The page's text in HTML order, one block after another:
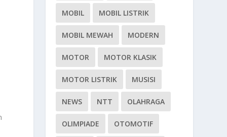
MOBIL MOBIL LISTRIK
MOBIL MEWAH MODERN
MOTOR MOTOR KLASIK
MOTOR LISTRIK MUSISI
NEWS NTT OLAHRAGA
OLIMPIADE OTOMOTIF